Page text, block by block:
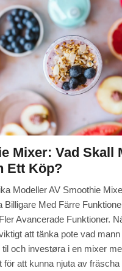
Mixer: Vad Skall
Ett Köp?
Modeller AV Smoothie
Billigare Med Färre
Avancerade Funktioner.
att tänka pote vad
til och investøra i en mixer
för att kunna njuta av fräscha